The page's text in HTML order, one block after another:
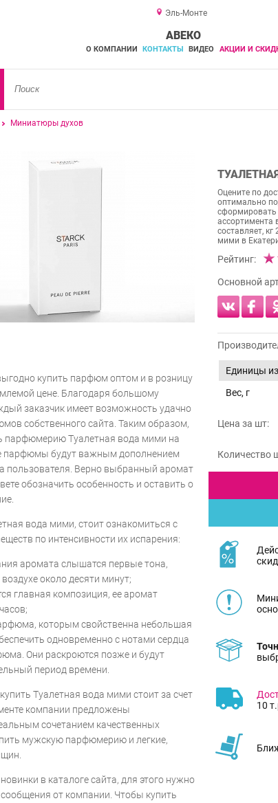
Эль-Монте
АВЕКО
О КОМПАНИИ КОНТАКТЫ ВИДЕО АКЦИИ И
Миниатюры духов
Оцените по
оптимально
сформировать
ассортимента
составляет,
мими в
Рейтинг:
Основной
Единицы
Вес, г
Цена за шт:
Количество
10
купить парфюм оптом и в розницу
цене. Благодаря большому
заказчик имеет возможность удачно
собственного сайта. Таким образом,
парфюмерию Туалетная вода мими на
парфюмы будут важным дополнением
пользователя. Верно выбранный аромат
обозначить особенность и оставить о
вода мими, стоит ознакомиться с
по интенсивности их испарения:
аромата слышатся первые тона,
около десяти минут;
главная композиция, ее аромат
которым свойственна небольшая
одновременно с нотами сердца
Они раскроются позже и будут
период времени.
Туалетная вода мими стоит за счет
компании предложены
сочетанием качественных
мужскую парфюмерию и легкие,
в каталоге сайта, для этого нужно
от компании. Чтобы купить